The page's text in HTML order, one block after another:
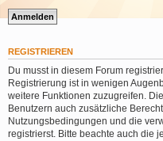
REGISTRIEREN
Du musst in diesem Forum
Registrierung ist in wenigen
weitere Funktionen zuzugreifen.
Benutzern auch zusätzliche
Nutzungsbedingungen und die
registrierst. Bitte beachte auch die